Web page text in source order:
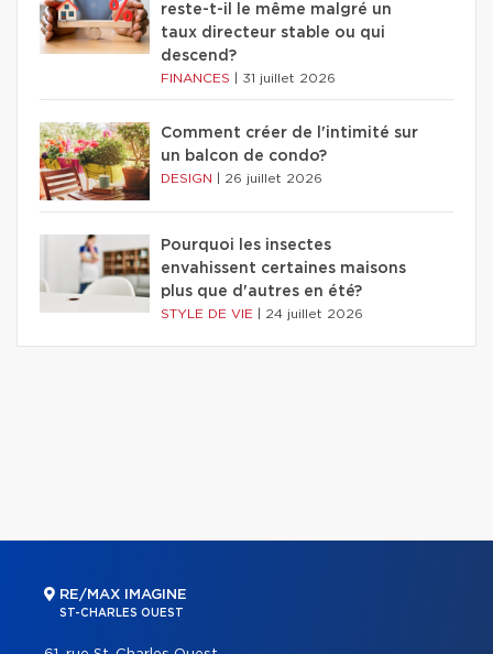
reste-t-il le même malgré un
taux directeur stable ou qui
descend?
FINANCES 31 juillet 2026
Comment créer de l'intimité sur
un balcon de condo?
DESIGN 26 juillet 2026
Pourquoi les insectes
envahissent certaines maisons
plus que d'autres en été?
STYLE DE VIE 24 juillet 2026
RE/MAX IMAGINE
ST-CHARLES OUEST